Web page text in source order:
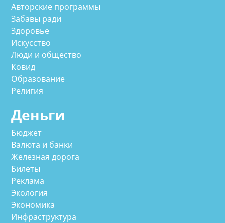
Авторские программы
Забавы ради
Здоровье
Искусство
Люди и общество
Ковид
Образование
Религия
Деньги
Бюджет
Валюта и банки
Железная дорога
Билеты
Реклама
Экология
Экономика
Инфраструктура